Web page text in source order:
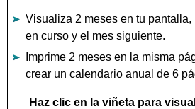
Visualiza 2 meses en tu
en curso y el mes siguiente.
Imprime 2 meses en la misma
crear un calendario anual de 6
Haz clic en la viñeta para